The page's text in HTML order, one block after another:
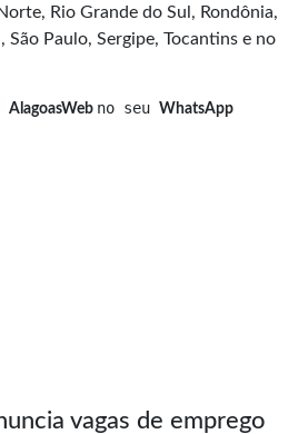
Rio Grande do Sul, Rondônia,
São Paulo, Sergipe, Tocantins e no
AlagoasWeb no seu WhatsApp
vagas de emprego